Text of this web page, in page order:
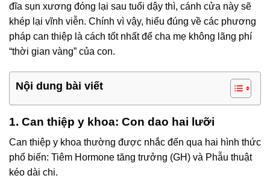
đĩa sụn xương đóng lại sau tuổi dậy thì, cánh cửa này sẽ
khép lại vĩnh viễn. Chính vì vậy, hiểu đúng về các phương
pháp can thiệp là cách tốt nhất để cha mẹ không lãng phí
“thời gian vàng” của con.
Nội dung bài viết
1. Can thiệp y khoa: Con dao hai lưỡi
Can thiệp y khoa thường được nhắc đến qua hai hình thức
phổ biến: Tiêm Hormone tăng trưởng (GH) và Phẫu thuật
kéo dài chi.